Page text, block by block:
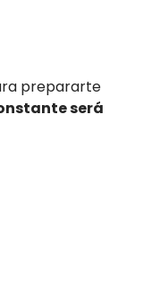
prepararte
será